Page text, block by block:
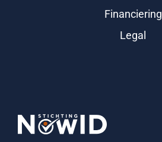
Financiering
Legal